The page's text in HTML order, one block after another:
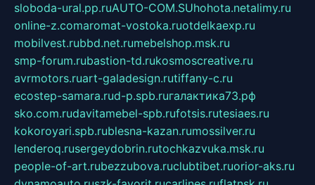
sloboda-ural.pp.ruAUTO-COM.SUhohota.netalimy.ru
online-z.comaromat-vostoka.ruotdelkaexp.ru
mobilvest.rubbd.net.rumebelshop.msk.ru
smp-forum.rubastion-td.rukosmoscreative.ru
avrmotors.ruart-galadesign.rutiffany-c.ru
ecostep-samara.rud-p.spb.ruгалактика73.рф
sko.com.rudavitamebel-spb.rufotsis.rutesiaes.ru
kokoroyari.spb.rublesna-kazan.rumossilver.ru
lenderoq.rusergeydobrin.rutochkazvuka.msk.ru
people-of-art.rubezzubova.ruclubtibet.ruorior-aks.ru